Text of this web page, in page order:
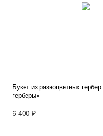
Букет из разноцветных
герберы»
6 400 ₽